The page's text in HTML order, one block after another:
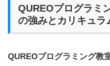
QUREOプログラミ
の強みとカリキュラ
QUREOプログラミング教